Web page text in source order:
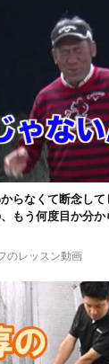
からなくて断念し
もう何度目か分
のレッスン動画